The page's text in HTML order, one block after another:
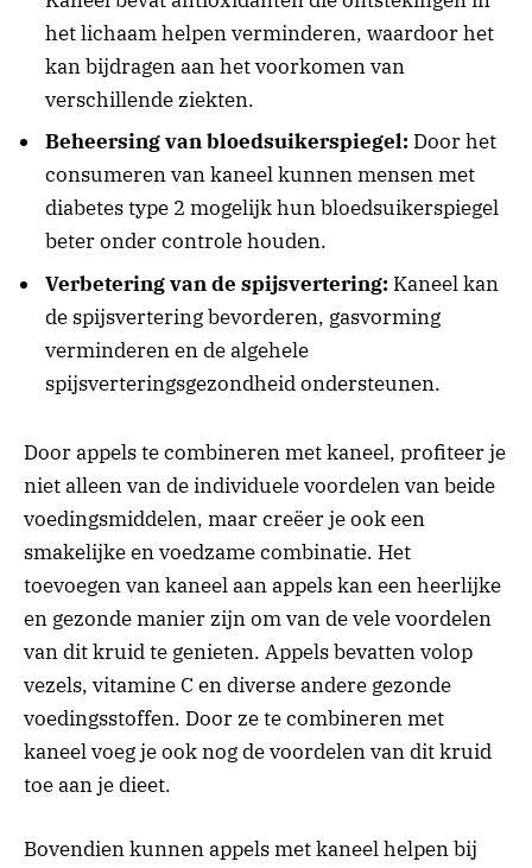
het lichaam helpen verminderen, waardoor het
kan bijdragen aan het voorkomen van
verschillende ziekten.
Beheersing van bloedsuikerspiegel: Door het
consumeren van kaneel kunnen mensen met
diabetes type 2 mogelijk hun bloedsuikerspiegel
beter onder controle houden.
Verbetering van de spijsvertering: Kaneel kan
de spijsvertering bevorderen, gasvorming
verminderen en de algehele
spijsverteringsgezondheid ondersteunen.
Door appels te combineren met kaneel, profiteer je
niet alleen van de individuele voordelen van beide
voedingsmiddelen, maar creëer je ook een
smakelijke en voedzame combinatie. Het
toevoegen van kaneel aan appels kan een heerlijke
en gezonde manier zijn om van de vele voordelen
van dit kruid te genieten. Appels bevatten volop
vezels, vitamine C en diverse andere gezonde
voedingsstoffen. Door ze te combineren met
kaneel voeg je ook nog de voordelen van dit kruid
toe aan je dieet.
Bovendien kunnen appels met kaneel helpen bij